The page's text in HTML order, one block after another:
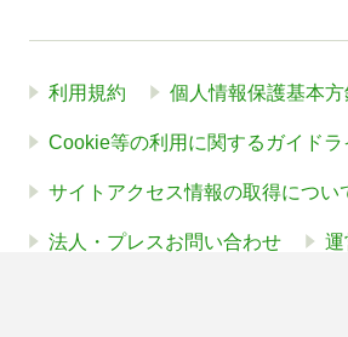
利用規約 個人情報保護基本方
Cookie等の利用に関するガイドラ
サイトアクセス情報の取得につい
法人・プレスお問い合わせ 運